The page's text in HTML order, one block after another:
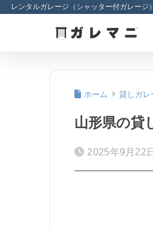
レンタルガレージ（シャッター付ガレージ
ホーム 貸しガレ
山形県の貸
2025年9月22日